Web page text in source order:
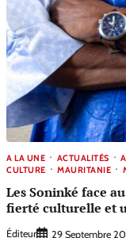
A LA UNE ACTUALITÉS
CULTURE
MAURITANIE
Les Soninké face
fierté culturelle et
Éditeur 29 Septembre